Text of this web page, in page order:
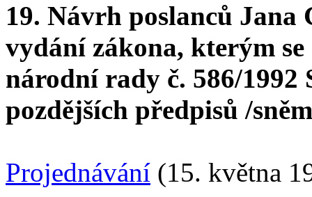
19. Návrh poslanců
vydání zákona, kterým
národní rady č. 586/1992
pozdějších předpisů /
Projednávání (15. května